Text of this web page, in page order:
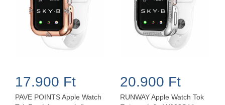
17.900 Ft
PAVE POINTS Apple Watch
20.900 Ft
RUNWAY Apple Watch Tok